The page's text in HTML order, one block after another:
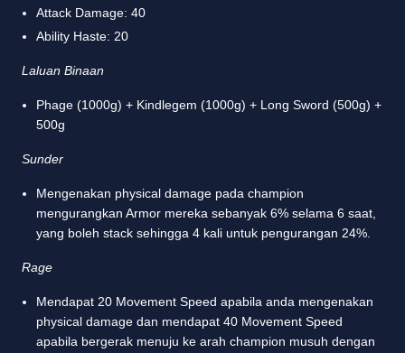
Attack Damage: 40
Ability Haste: 20
Laluan Binaan
Phage (1000g) + Kindlegem (1000g) + Long Sword (500g) +
500g
Sunder
Mengenakan physical damage pada champion
mengurangkan Armor mereka sebanyak 6% selama 6 saat,
yang boleh stack sehingga 4 kali untuk pengurangan 24%.
Rage
Mendapat 20 Movement Speed apabila anda mengenakan
physical damage dan mendapat 40 Movement Speed
apabila bergerak menuju ke arah champion musuh dengan